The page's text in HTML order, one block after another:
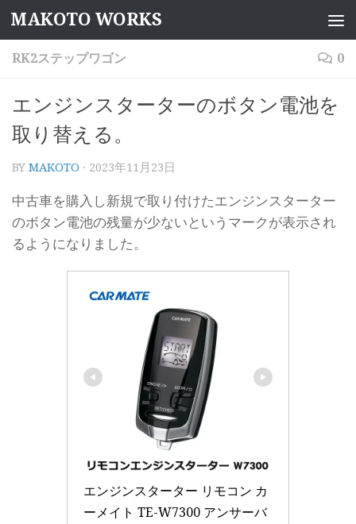
コンテンツへスキップ
MAKOTO WORKS
RK2ステップワゴン 0
エンジンスターターのボタン電池を
取り替える。
BY MAKOTO · 2023年11月23日
中古車を購入し新規で取り付けたエンジンスターター
のボタン電池の残量が少ないというマークが表示され
るようになりました。
エンジンスターター リモコン カ
ーメイト TE-W7300 アンサーバ